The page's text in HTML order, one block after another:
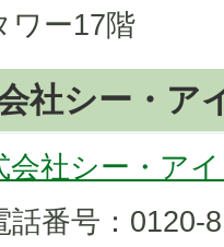
ワー17階
社シー・ア
会社シー・ア
話番号：0120-